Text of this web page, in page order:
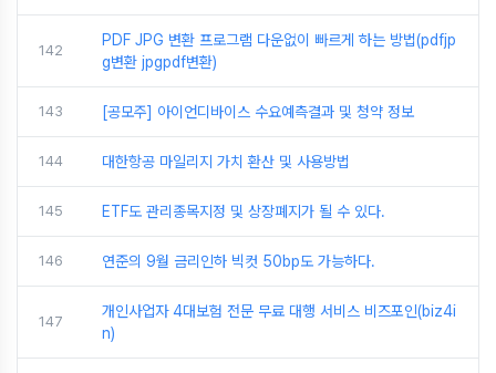
142
PDF JPG 변환 프로그램 다운없이 빠르게 하는 방법(pdfjp
g변환 jpgpdf변환)
143 [공모주] 아이언디바이스 수요예측결과 및 청약 정보
144 대한항공 마일리지 가치 환산 및 사용방법
145 ETF도 관리종목지정 및 상장폐지가 될 수 있다.
146 연준의 9월 금리인하 빅컷 50bp도 가능하다.
147
개인사업자 4대보험 전문 무료 대행 서비스 비즈포인(biz4i
n)